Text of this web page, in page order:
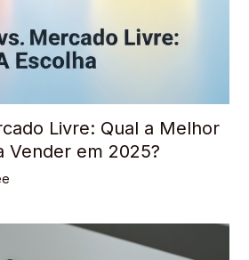
Livre: Qual a Melhor
Vender em 2025?